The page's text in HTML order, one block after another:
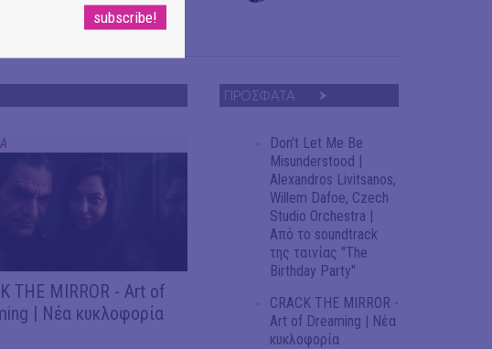
THE MIRROR - Art of
| Νέα κυκλοφορία
ΠΡΟΣΦΑΤΑ
Don't Let Me Be
Misunderstood |
Alexandros Livitsanos,
Willem Dafoe, Czech
Studio Orchestra |
Από το soundtrack
της ταινίας "The
Birthday Party"
CRACK THE MIRROR -
Art of Dreaming | Νέα
κυκλοφορία